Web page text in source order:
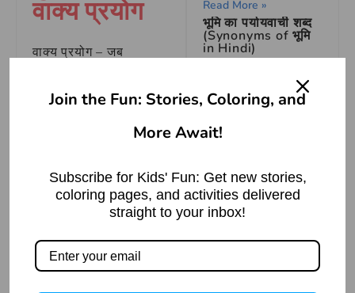
वाक्य प्रयोग
वाक्य प्रयोग – जब
सिद्धांतों को बदल दिया, तब
नजदीक आते ही कई लोग
अपनी पार्टी बदलने का विचार
वाक्य प्रयोग – समाज में हो
Read More »
भूमि का पर्यायवाची शब्द
(Synonyms of भूमि
in Hindi)
How to Draw Cap
in Simple and
Join the Fun: Stories, Coloring, and
More Await!
Subscribe for Kids' Fun: Get new stories,
coloring pages, and activities delivered
straight to your inbox!